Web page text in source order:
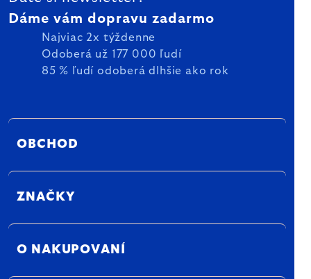
Dáme vám dopravu zadarmo
Najviac 2x týždenne
Odoberá už 177 000 ľudí
85 % ľudí odoberá dlhšie ako rok
OBCHOD
ZNAČKY
O NAKUPOVANÍ